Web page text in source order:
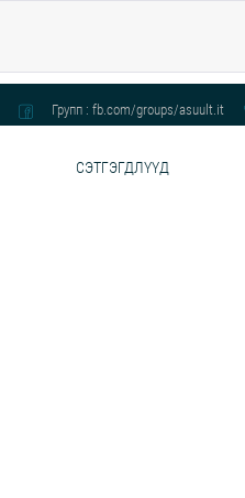
Групп : fb.com/groups/asuult.it
СЭТГЭГДЛҮҮД